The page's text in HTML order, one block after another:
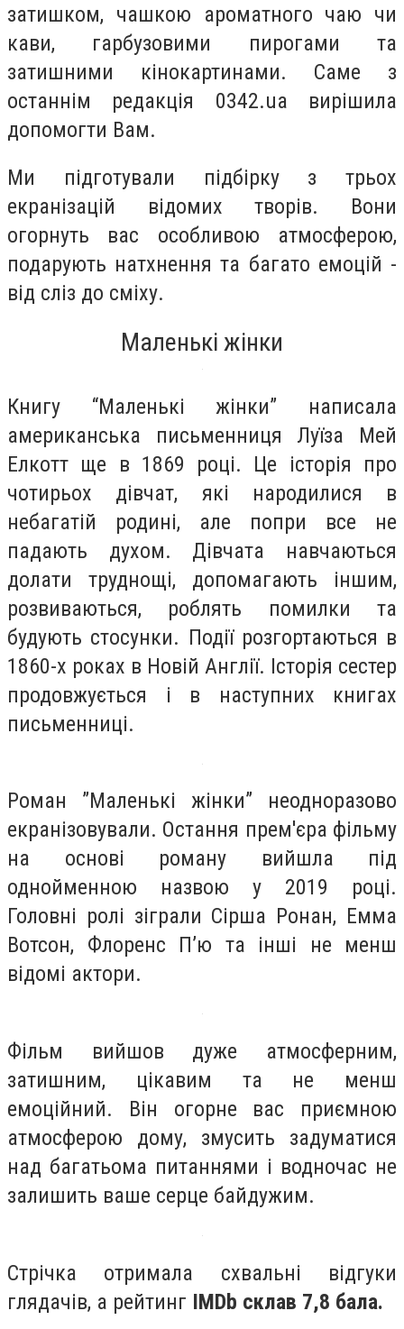
затишком, чашкою ароматного чаю чи
кави, гарбузовими пирогами та
затишними кінокартинами. Саме з
останнім редакція 0342.ua вирішила
допомогти Вам.
Ми підготували підбірку з трьох
екранізацій відомих творів. Вони
огорнуть вас особливою атмосферою,
подарують натхнення та багато емоцій -
від сліз до сміху.
Маленькі жінки
Книгу “Маленькі жінки” написала
американська письменниця Луїза Мей
Елкотт ще в 1869 році. Це історія про
чотирьох дівчат, які народилися в
небагатій родині, але попри все не
падають духом. Дівчата навчаються
долати труднощі, допомагають іншим,
розвиваються, роблять помилки та
будують стосунки. Події розгортаються в
1860-х роках в Новій Англії. Історія сестер
продовжується і в наступних книгах
письменниці.
Роман ”Маленькі жінки” неодноразово
екранізовували. Остання прем'єра фільму
на основі роману вийшла під
однойменною назвою у 2019 році.
Головні ролі зіграли Сірша Ронан, Емма
Вотсон, Флоренс П’ю та інші не менш
відомі актори.
Фільм вийшов дуже атмосферним,
затишним, цікавим та не менш
емоційний. Він огорне вас приємною
атмосферою дому, змусить задуматися
над багатьома питаннями і водночас не
залишить ваше серце байдужим.
Стрічка отримала схвальні відгуки
глядачів, а рейтинг IMDb склав 7,8 бала.